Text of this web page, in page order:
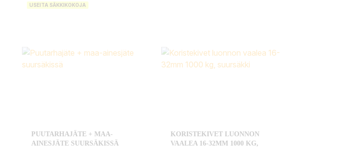
USEITA SÄKKIKOKOJA
PUUTARHAJÄTE + MAA-
AINESJÄTE SUURSÄKISSÄ
KORISTEKIVET LUONNON
VAALEA 16-32MM 1000 KG,